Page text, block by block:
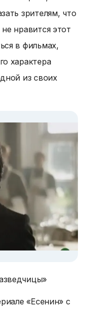
зрителям, что
нравится этот
в фильмах,
характера
из своих
«Есенин» с